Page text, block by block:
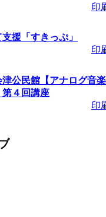
印
援「すきっぷ」
印
公民館【アナログ音楽
第４回講座
印